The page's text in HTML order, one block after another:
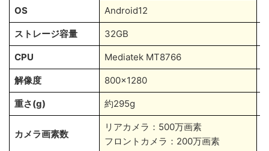
OS Android12
ストレージ容量 32GB
CPU Mediatek MT8766
解像度 800×1280
重さ(g) 約295g
カメラ画素数
リアカメラ：500万画素
フロントカメラ：200万画素